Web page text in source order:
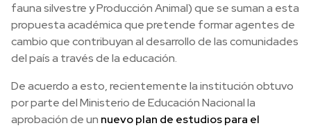
fauna silvestre y Producción Animal) que se suman a esta
propuesta académica que pretende formar agentes de
cambio que contribuyan al desarrollo de las comunidades
del país a través de la educación.
De acuerdo a esto, recientemente la institución obtuvo
por parte del Ministerio de Educación Nacional la
aprobación de un nuevo plan de estudios para el